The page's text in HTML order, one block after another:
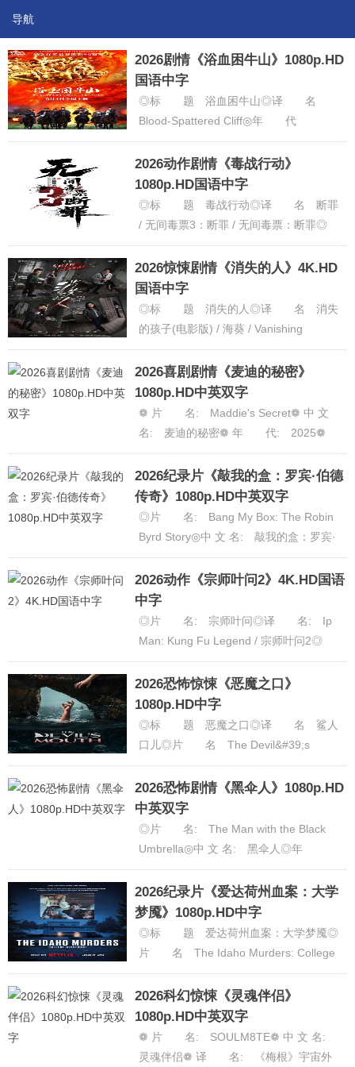
导航
2026剧情《浴血困牛山》1080p.HD
国语中字
◎标 题 浴血困牛山◎译 名
Blood-Spattered Cliff◎年 代
别 剧情 / 战...... [详细]
2026动作剧情《毒战行动》
1080p.HD国语中字
◎标 题 毒战行动◎译 名 断罪
/ 无间毒票3：断罪 / 无间毒票：断罪◎
◎类 别 动作 /...... [详细]
2026惊悚剧情《消失的人》4K.HD
国语中字
◎标 题 消失的人◎译 名 消失
的孩子(电影版) / 海葵 / Vanishing
国大陆◎...... [详细]
2026喜剧剧情《麦迪的秘密》
1080p.HD中英双字
❁ 片 名: Maddie's Secret❁ 中 文
名: 麦迪的秘密❁ 年 代: 2025❁
[详细]
2026纪录片《敲我的盒：罗宾·伯德
传奇》1080p.HD中英双字
◎片 名: Bang My Box: The Robin
Byrd Story◎中 文 名: 敲我的盒：罗宾·
2026动作《宗师叶问2》4K.HD国语
中字
◎片 名: 宗师叶问◎译 名: Ip
Man: Kung Fu Legend / 宗师叶问2◎
陆...... [详细]
2026恐怖惊悚《恶魔之口》
1080p.HD中字
◎标 题 恶魔之口◎译 名 鲨人
口儿◎片 名 The Devil&#39;s
国◎...... [详细]
2026恐怖剧情《黑伞人》1080p.HD
中英双字
◎片 名: The Man with the Black
Umbrella◎中 文 名: 黑伞人◎年
细]
2026纪录片《爱达荷州血案：大学
梦魇》1080p.HD中字
◎标 题 爱达荷州血案：大学梦魇◎
片 名 The Idaho Murders: College
细]
2026科幻惊悚《灵魂伴侣》
1080p.HD中英双字
❁ 片 名: SOULM8TE❁ 中 文 名:
灵魂伴侣❁ 译 名: 《梅根》宇宙外